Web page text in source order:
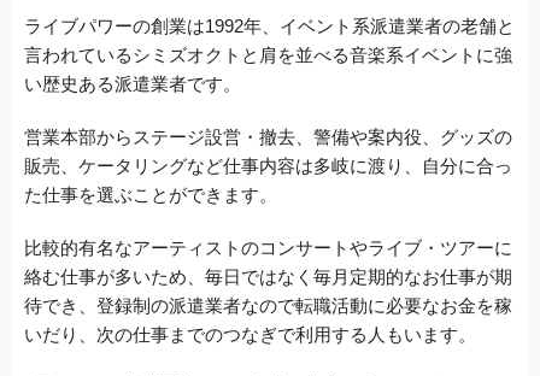
ライブパワーの創業は1992年、イベント系派遣業者の老舗と
言われているシミズオクトと肩を並べる音楽系イベントに強
い歴史ある派遣業者です。
営業本部からステージ設営・撤去、警備や案内役、グッズの
販売、ケータリングなど仕事内容は多岐に渡り、自分に合っ
た仕事を選ぶことができます。
比較的有名なアーティストのコンサートやライブ・ツアーに
絡む仕事が多いため、毎日ではなく毎月定期的なお仕事が期
待でき、登録制の派遣業者なので転職活動に必要なお金を稼
いだり、次の仕事までのつなぎで利用する人もいます。